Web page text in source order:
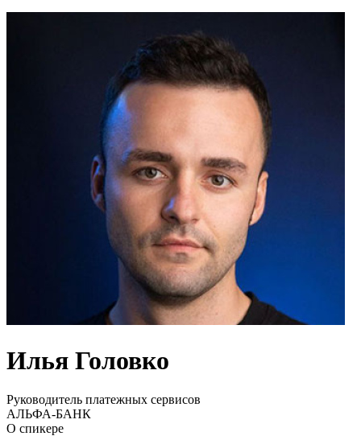
Илья Головко
Руководитель платежных сервисов
АЛЬФА-БАНК
О спикере